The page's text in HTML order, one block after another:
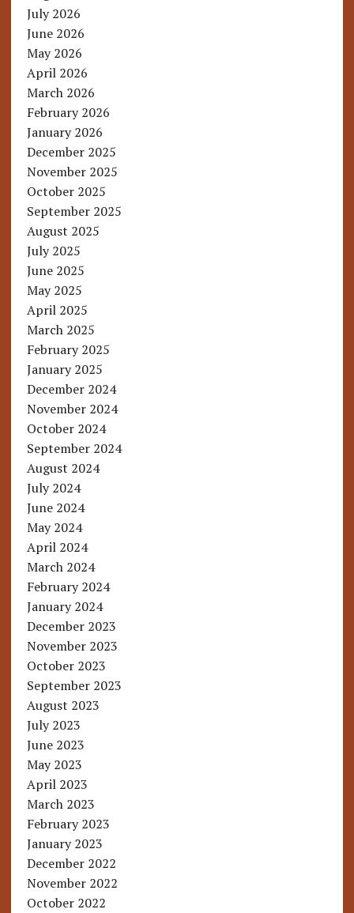
July 2026
June 2026
May 2026
April 2026
March 2026
February 2026
January 2026
December 2025
November 2025
October 2025
September 2025
August 2025
July 2025
June 2025
May 2025
April 2025
March 2025
February 2025
January 2025
December 2024
November 2024
October 2024
September 2024
August 2024
July 2024
June 2024
May 2024
April 2024
March 2024
February 2024
January 2024
December 2023
November 2023
October 2023
September 2023
August 2023
July 2023
June 2023
May 2023
April 2023
March 2023
February 2023
January 2023
December 2022
November 2022
October 2022